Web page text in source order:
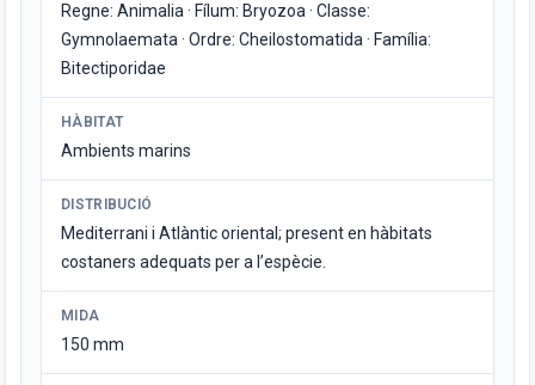
Regne: Animalia · Fílum: Bryozoa · Classe:
Gymnolaemata · Ordre: Cheilostomatida · Família:
Bitectiporidae
HÀBITAT
Ambients marins
DISTRIBUCIÓ
Mediterrani i Atlàntic oriental; present en hàbitats
costaners adequats per a l’espècie.
MIDA
150 mm